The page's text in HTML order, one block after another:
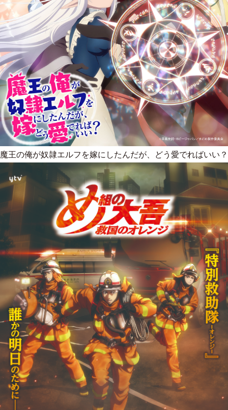
魔王の俺が奴隷エルフを嫁にしたんだが、どう愛でればいい？